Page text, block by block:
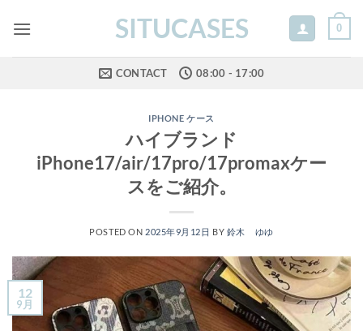
SITUCASES 0
CONTACT 08:00 - 17:00
IPHONE ケース
ハイブランド
iPhone17/air/17pro/17promaxケー
スをご紹介。
POSTED ON 2025年9月12日 BY 鈴木 ゆゆ
12
9月